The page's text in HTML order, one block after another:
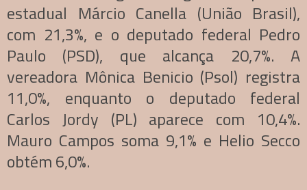
estadual Márcio Canella (União Brasil),
com 21,3%, e o deputado federal Pedro
Paulo (PSD), que alcança 20,7%. A
vereadora Mônica Benicio (Psol) registra
11,0%, enquanto o deputado federal
Carlos Jordy (PL) aparece com 10,4%.
Mauro Campos soma 9,1% e Helio Secco
obtém 6,0%.